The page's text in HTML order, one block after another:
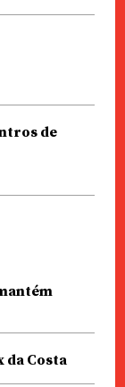
de
da Costa